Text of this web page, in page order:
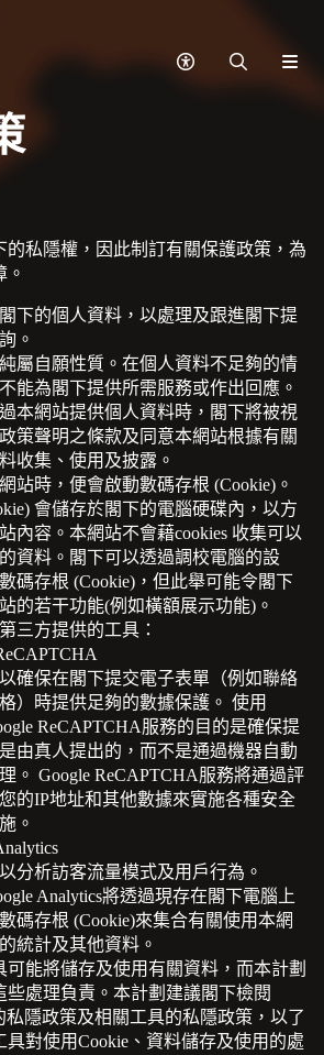
無
搜
網
的私隱權，因此制訂有關保護政策，為
下的個人資料，以處理及跟進閣下提
。
屬自願性質。在個人資料不足夠的情
能為閣下提供所需服務或作出回應。
本網站提供個人資料時，閣下將被視
策聲明之條款及同意本網站根據有關
收集、使用及披露。
站時，便會啟動數碼存根 (Cookie)。
會儲存於閣下的電腦硬碟內，以方
內容。本網站不會藉cookies 收集可以
資料。閣下可以透過調校電腦的設
碼存根 (Cookie)，但此舉可能令閣下
的若干功能(例如橫額展示功能)。
三方提供的工具：
確保在閣下提交電子表單（例如聯絡
）時提供足夠的數據保護。 使用
ReCAPTCHA服務的目的是確保提
由真人提出的，而不是通過機器自動
。 Google ReCAPTCHA服務將通過評
的IP地址和其他數據來實施各種安全
。
分析訪客流量模式及用戶行為。
Analytics將透過現存在閣下電腦上
碼存根 (Cookie)來集合有關使用本網
統計及其他資料。
可能將儲存及使用有關資料，而本計劃
些處理負責。 本計劃 建議閣下檢閱
私隱政策及相關工具的私隱政策，以了
具對使用Cookie、資料儲存及使用的處